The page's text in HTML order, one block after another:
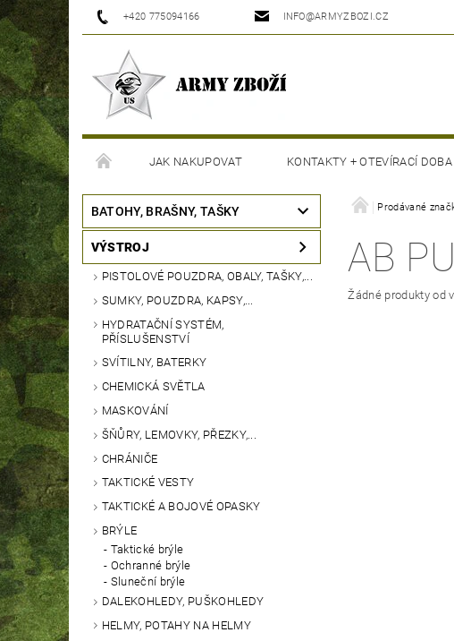
+420 775094166 INFO@ARMYZBOZI.CZ
JAK NAKUPOVAT KONTAKTY + OTEVÍRACÍ DOBA
MOJE OBJEDNÁVKA
BATOHY, BRAŠNY, TAŠKY
VÝSTROJ
PISTOLOVÉ POUZDRA, OBALY, TAŠKY,...
SUMKY, POUZDRA, KAPSY,...
HYDRATAČNÍ SYSTÉM,
PŘÍSLUŠENSTVÍ
SVÍTILNY, BATERKY
CHEMICKÁ SVĚTLA
MASKOVÁNÍ
ŠŇŮRY, LEMOVKY, PŘEZKY,...
CHRÁNIČE
TAKTICKÉ VESTY
TAKTICKÉ A BOJOVÉ OPASKY
BRÝLE
Taktické brýle
Ochranné brýle
Sluneční brýle
DALEKOHLEDY, PUŠKOHLEDY
HELMY, POTAHY NA HELMY
Prodávané
AB
Žádné produkty od